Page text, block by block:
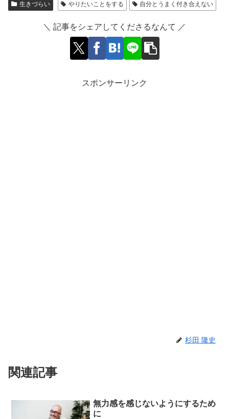
生きづらい やりたいことをする 自分とうまく付き合えない
＼ 記事をシェアしてくださるなんて ／
スポンサーリンク
杉田 隆史
関連記事
無力感を感じないようにするため
に